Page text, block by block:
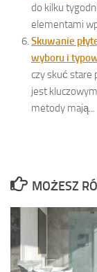
do kilku
elementami
Skuwanie
wyboru i
czy skuć stare
jest
metody mają...
MOŻESZ